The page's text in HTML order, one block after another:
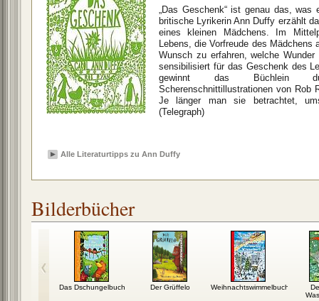
„Das Geschenk“ ist genau das,
britische Lyrikerin Ann Duffy erzählt
eines kleinen Mädchens. Im
Lebens, die Vorfreude des
Wunsch zu erfahren, welche
sensibilisiert für das Geschenk des
gewinnt das Büchlein
Scherenschnittillustrationen von Rob
Je länger man sie betrachtet,
(Telegraph)
Alle Literaturtipps zu Ann Duffy
Bilderbücher
Das Dschungelbuch Der Grüffelo Weihnachtswimmelbuch